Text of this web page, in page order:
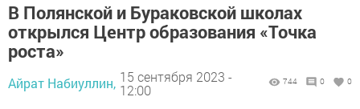
В Полянской и Бураковской школах
открылся Центр образования «Точка
роста»
Айрат Набиуллин, 15 сентября 2023 -
12:00
744 0 0